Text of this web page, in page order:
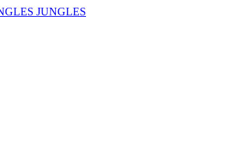
JUNGLES